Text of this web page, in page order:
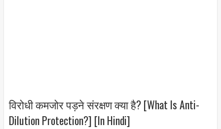
विरोधी कमजोर पड़ने संरक्षण क्या है? [What Is Anti-
Dilution Protection?] [In Hindi]